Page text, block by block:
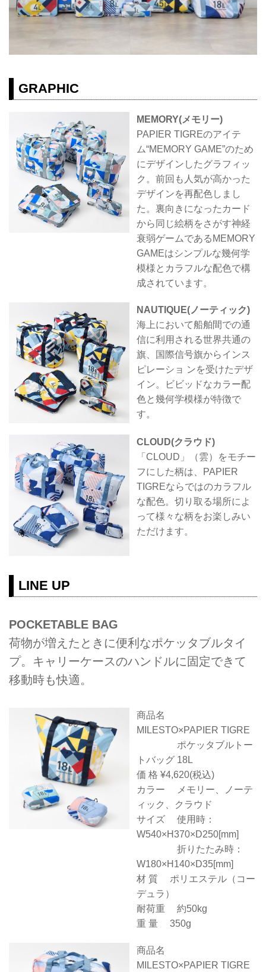
GRAPHIC
MEMORY(メモリー)
PAPIER TIGREのアイテ
ム“MEMORY GAME”のため
にデザインしたグラフィッ
ク。前回も人気が高かった
デザインを再配色しまし
た。裏向きになったカード
から同じ絵柄をさがす神経
衰弱ゲームであるMEMORY
GAMEはシンプルな幾何学
模様とカラフルな配色で構
成されています。
NAUTIQUE(ノーティック)
海上において船舶間での通
信に利用される世界共通の
旗、国際信号旗からインス
ピレーショ ンを受けたデザ
イン。ビビッドなカラー配
色と幾何学模様が特徴で
す。
CLOUD(クラウド)
「CLOUD」（雲）をモチー
フにした柄は、PAPIER
TIGREならではのカラフル
な配色。切り取る場所によ
って様々な柄をお楽しみい
ただけます。
LINE UP
POCKETABLE BAG
荷物が増えたときに便利なポケッタブルタイ
プ。キャリーケースのハンドルに固定できて
移動時も快適。
商品名
MILESTO×PAPIER TIGRE
ポケッタブルトー
トバッグ 18L
価 格 ¥4,620(税込)
カラー メモリー、ノーテ
ィック、クラウド
サイズ 使用時：
W540×H370×D250[mm]
折りたたみ時：
W180×H140×D35[mm]
材 質 ポリエステル（コー
デュラ）
耐荷重 約50kg
重 量 350g
商品名
MILESTO×PAPIER TIGRE